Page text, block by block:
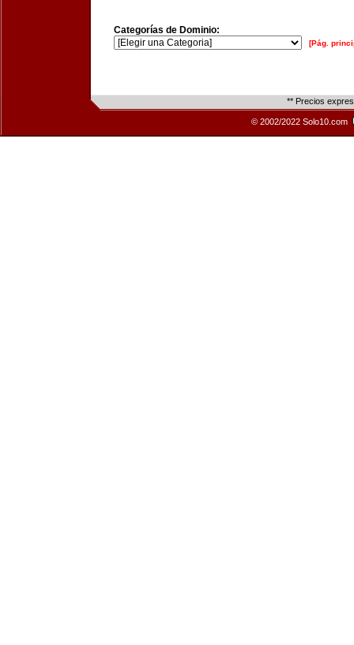
Categorías de Dominio:
[Pág.
** Precios
© 2002/2022 Solo10.com